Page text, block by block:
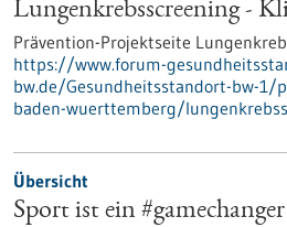
Lungenkrebsscreening -
Prävention-Projektseite
https://www.forum-
bw.de/Gesundheitsstandort-bw-1/
baden-wuerttemberg/
Übersicht
Sport ist ein #gamechanger